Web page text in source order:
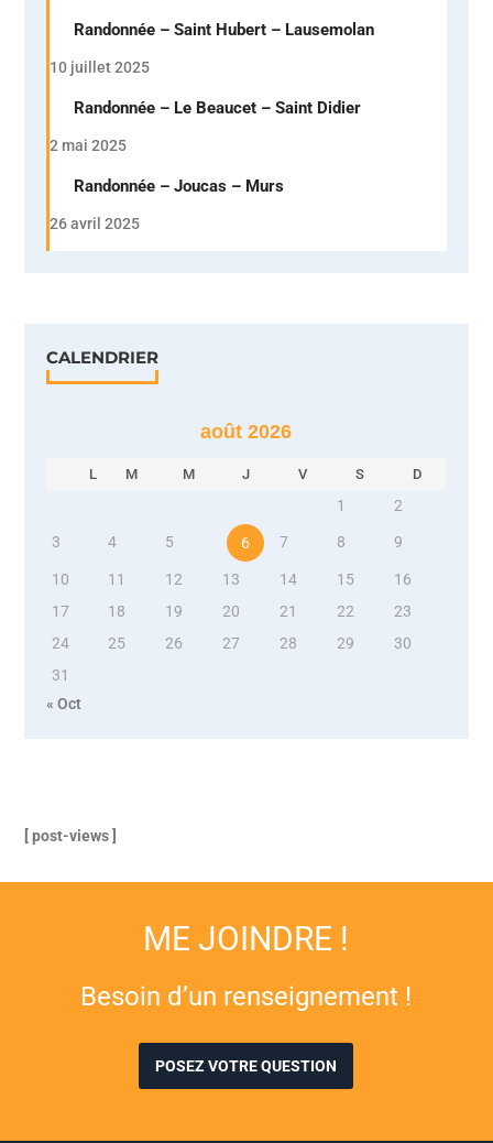
Randonnée – Saint Hubert – Lausemolan
10 juillet 2025
Randonnée – Le Beaucet – Saint Didier
2 mai 2025
Randonnée – Joucas – Murs
26 avril 2025
CALENDRIER
août 2026
L M M J V S D
1 2
3 4 5 6 7 8 9
10 11 12 13 14 15
16
17
18 19 20 21 22
23
24
25 26 27 28 29
30
31
« Oct
[ post-views ]
ME JOINDRE !
Besoin d’un renseignement !
POSEZ VOTRE QUESTION